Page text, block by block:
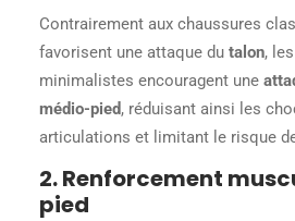
Contrairement aux chaussures
favorisent une attaque dutalon,
minimalistes encouragent une
médio-pied, réduisant ainsi les
articulations et limitant le risque
2. Renforcement
pied